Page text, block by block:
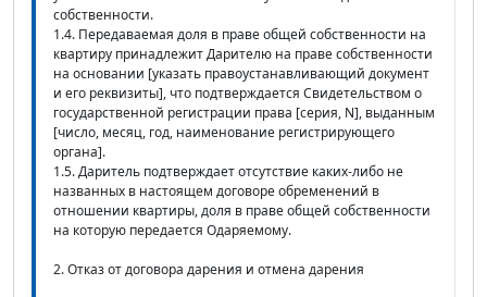
собственности.
1.4. Передаваемая доля в праве общей собственности на
квартиру принадлежит Дарителю на праве собственности
на основании [указать правоустанавливающий документ
и его реквизиты], что подтверждается Свидетельством о
государственной регистрации права [серия, N], выданным
[число, месяц, год, наименование регистрирующего
органа].
1.5. Даритель подтверждает отсутствие каких-либо не
названных в настоящем договоре обременений в
отношении квартиры, доля в праве общей собственности
на которую передается Одаряемому.
2. Отказ от договора дарения и отмена дарения